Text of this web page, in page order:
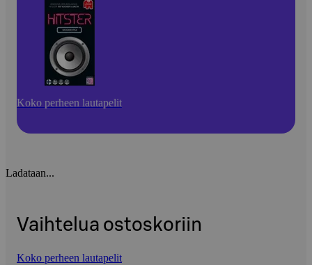
Koko perheen lautapelit
Ladataan...
Vaihtelua ostoskoriin
Koko perheen lautapelit